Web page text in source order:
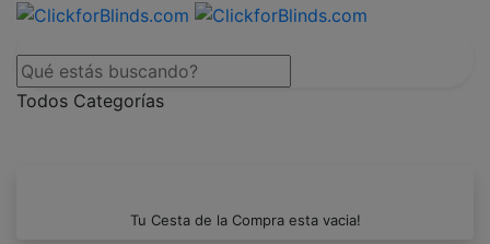
Todos Categorías
Tu Cesta de la Compra esta vacia!